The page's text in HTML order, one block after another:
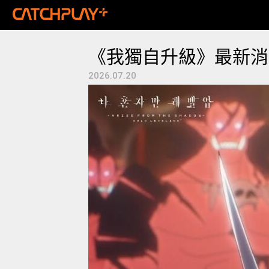
《我獨自升級》最新
2026.07.20